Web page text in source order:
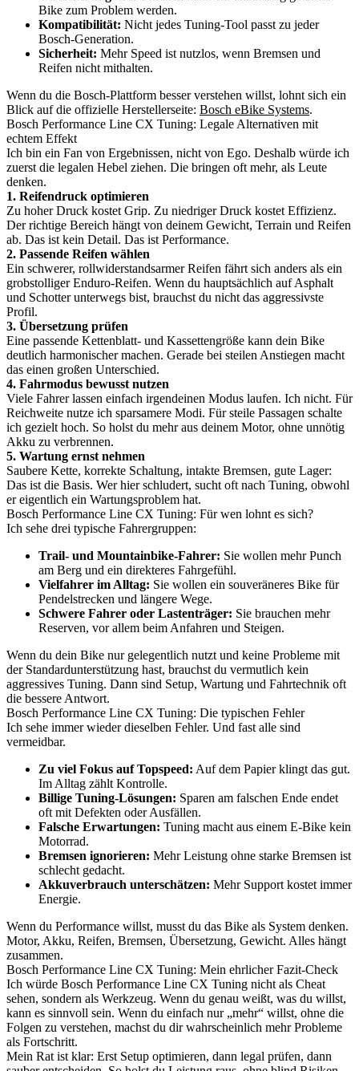
Bike zum Problem werden.
Kompatibilität: Nicht jedes Tuning-Tool passt zu jeder
Bosch-Generation.
Sicherheit: Mehr Speed ist nutzlos, wenn Bremsen und
Reifen nicht mithalten.
Wenn du die Bosch-Plattform besser verstehen willst, lohnt sich ein
Blick auf die offizielle Herstellerseite: Bosch eBike Systems.
Bosch Performance Line CX Tuning: Legale Alternativen mit
echtem Effekt
Ich bin ein Fan von Ergebnissen, nicht von Ego. Deshalb würde ich
zuerst die legalen Hebel ziehen. Die bringen oft mehr, als Leute
denken.
1. Reifendruck optimieren
Zu hoher Druck kostet Grip. Zu niedriger Druck kostet Effizienz.
Der richtige Bereich hängt von deinem Gewicht, Terrain und Reifen
ab. Das ist kein Detail. Das ist Performance.
2. Passende Reifen wählen
Ein schwerer, rollwiderstandsarmer Reifen fährt sich anders als ein
grobstolliger Enduro-Reifen. Wenn du hauptsächlich auf Asphalt
und Schotter unterwegs bist, brauchst du nicht das aggressivste
Profil.
3. Übersetzung prüfen
Eine passende Kettenblatt- und Kassettengröße kann dein Bike
deutlich harmonischer machen. Gerade bei steilen Anstiegen macht
das einen großen Unterschied.
4. Fahrmodus bewusst nutzen
Viele Fahrer lassen einfach irgendeinen Modus laufen. Ich nicht. Für
Reichweite nutze ich sparsamere Modi. Für steile Passagen schalte
ich gezielt hoch. So holst du mehr aus deinem Motor, ohne unnötig
Akku zu verbrennen.
5. Wartung ernst nehmen
Saubere Kette, korrekte Schaltung, intakte Bremsen, gute Lager:
Das ist die Basis. Wer hier schludert, sucht oft nach Tuning, obwohl
er eigentlich ein Wartungsproblem hat.
Bosch Performance Line CX Tuning: Für wen lohnt es sich?
Ich sehe drei typische Fahrergruppen:
Trail- und Mountainbike-Fahrer: Sie wollen mehr Punch
am Berg und ein direkteres Fahrgefühl.
Vielfahrer im Alltag: Sie wollen ein souveräneres Bike für
Pendelstrecken und längere Wege.
Schwere Fahrer oder Lastenträger: Sie brauchen mehr
Reserven, vor allem beim Anfahren und Steigen.
Wenn du dein Bike nur gelegentlich nutzt und keine Probleme mit
der Standardunterstützung hast, brauchst du vermutlich kein
aggressives Tuning. Dann sind Setup, Wartung und Fahrtechnik oft
die bessere Antwort.
Bosch Performance Line CX Tuning: Die typischen Fehler
Ich sehe immer wieder dieselben Fehler. Und fast alle sind
vermeidbar.
Zu viel Fokus auf Topspeed: Auf dem Papier klingt das gut.
Im Alltag zählt Kontrolle.
Billige Tuning-Lösungen: Sparen am falschen Ende endet
oft mit Defekten oder Ausfällen.
Falsche Erwartungen: Tuning macht aus einem E-Bike kein
Motorrad.
Bremsen ignorieren: Mehr Leistung ohne starke Bremsen ist
schlecht gedacht.
Akkuverbrauch unterschätzen: Mehr Support kostet immer
Energie.
Wenn du Performance willst, musst du das Bike als System denken.
Motor, Akku, Reifen, Bremsen, Übersetzung, Gewicht. Alles hängt
zusammen.
Bosch Performance Line CX Tuning: Mein ehrlicher Fazit-Check
Ich würde Bosch Performance Line CX Tuning nicht als Cheat
sehen, sondern als Werkzeug. Wenn du genau weißt, was du willst,
kann es sinnvoll sein. Wenn du einfach nur „mehr“ willst, ohne die
Folgen zu verstehen, machst du dir wahrscheinlich mehr Probleme
als Fortschritt.
Mein Rat ist klar: Erst Setup optimieren, dann legal prüfen, dann